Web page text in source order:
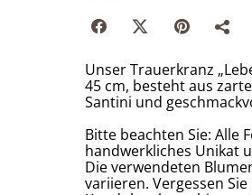
Unser Trauerkranz
45 cm, besteht aus
Santini und
Bitte beachten Sie: Alle
handwerkliches Unikat
Die verwendeten
variieren. Vergessen